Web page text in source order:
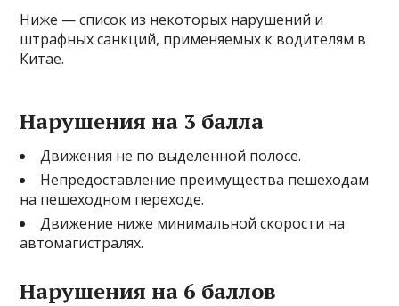
Ниже — список из некоторых нарушений и
штрафных санкций, применяемых к водителям в
Китае.
Нарушения на 3 балла
Движения не по выделенной полосе.
Непредоставление преимущества пешеходам
на пешеходном переходе.
Движение ниже минимальной скорости на
автомагистралях.
Нарушения на 6 баллов